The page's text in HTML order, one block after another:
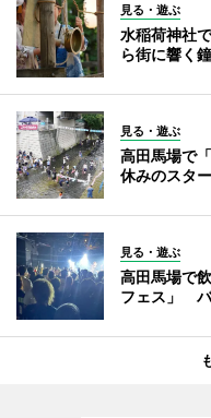
見る・遊ぶ
水稲荷神社
ら街に響く
見る・遊ぶ
高田馬場で
休みのスタ
見る・遊ぶ
高田馬場で
フェス」